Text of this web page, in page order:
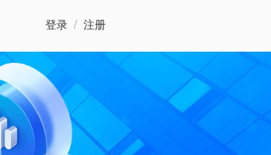
登录 / 注册